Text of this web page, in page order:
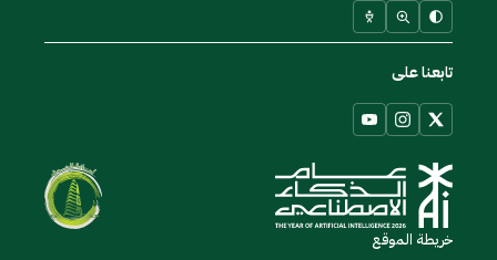
تابعنا على
خريطة الموقع